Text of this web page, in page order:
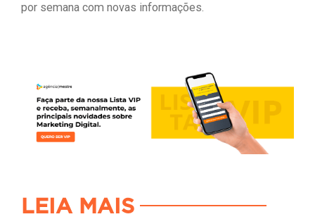
por semana com novas informações.
LEIA MAIS